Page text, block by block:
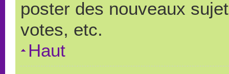
poster des nouveaux
votes, etc.
Haut